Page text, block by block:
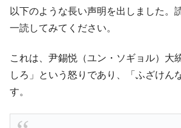
以下のような長い声明を出しました。
一読してみてください。
これは、尹錫悦（ユン・ソギョル）大
しろ」という怒りであり、「ふざけん
す。